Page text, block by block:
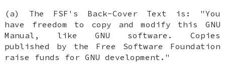
(a) The FSF's Back-Cover Text is: "You
have freedom to copy and modify this GNU
Manual, like GNU software. Copies
published by the Free Software Foundation
raise funds for GNU development."